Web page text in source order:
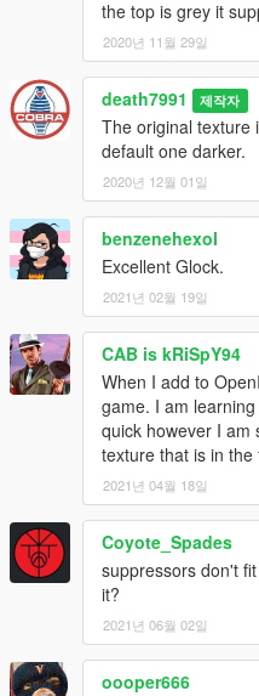
the top is grey it
2020년 11월 29일
death7991 제작자
The original texture
default one darker.
2020년 12월 01일
benzenehexol
Excellent Glock.
2021년 02월 19일
CAB is kRiSpY94
When I add to
game. I am
quick however I am
texture that is in the
2021년 04월 18일
Coyote_Spades
suppressors don't
it?
2021년 06월 02일
oooper666